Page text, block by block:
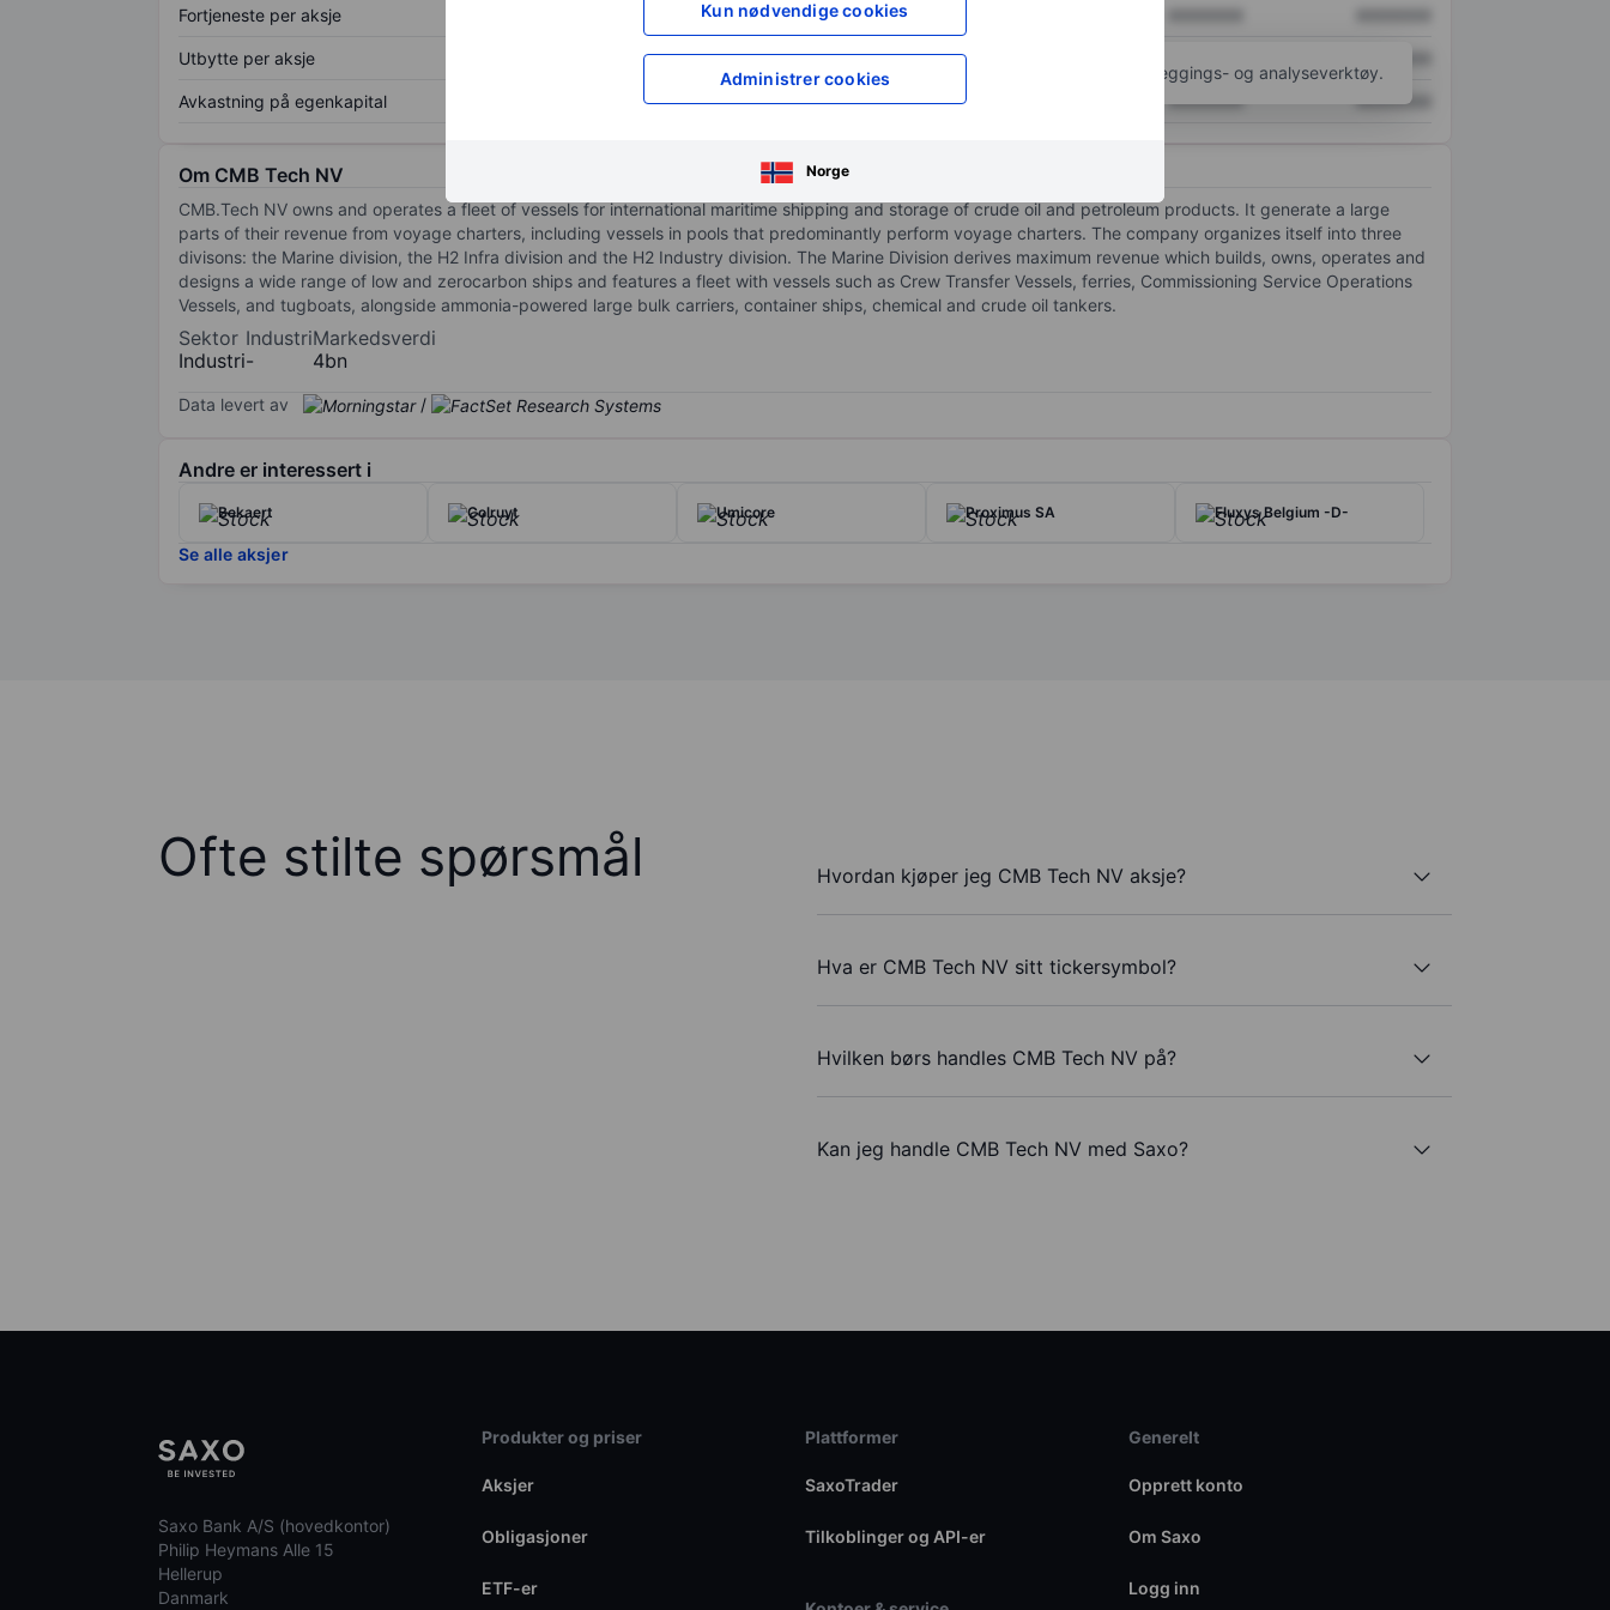
Kun nødvendige cookies
Administrer cookies
Norge
Fortjeneste per aksje XXXXXXX
Utbytte per aksje XXXXXXX
Avkastning på egenkapital XXXXXXX XXXXXXX XXXXXXX
Åpne konto for å få tilgang til flere kartleggings- og analyseverktøy.
Om CMB Tech NV
CMB.Tech NV owns and operates a fleet of vessels for international maritime shipping and storage of crude oil and petroleum products. It generate a large
parts of their revenue from voyage charters, including vessels in pools that predominantly perform voyage charters. The company organizes itself into three
divisons: the Marine division, the H2 Infra division and the H2 Industry division. The Marine Division derives maximum revenue which builds, owns, operates and
designs a wide range of low and zerocarbon ships and features a fleet with vessels such as Crew Transfer Vessels, ferries, Commissioning Service Operations
Vessels, and tugboats, alongside ammonia-powered large bulk carriers, container ships, chemical and crude oil tankers.
Sektor
Industri
Industri
-
Markedsverdi
4bn
Data levert av /
Andre er interessert i
Bekaert Colruyt Umicore Proximus SA Fluxys Belgium -D-
Se alle aksjer
Ofte stilte spørsmål Hvordan kjøper jeg CMB Tech NV aksje?
Hva er CMB Tech NV sitt tickersymbol?
Hvilken børs handles CMB Tech NV på?
Kan jeg handle CMB Tech NV med Saxo?
Saxo Bank A/S (hovedkontor)
Philip Heymans Alle 15
Hellerup
Danmark
Produkter og priser
Aksjer
Obligasjoner
ETF-er
Plattformer
SaxoTrader
Tilkoblinger og API-er
Generelt
Opprett konto
Om Saxo
Logg inn